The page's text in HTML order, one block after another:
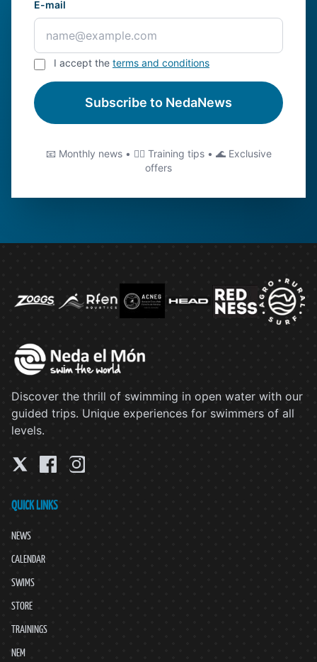
E-mail
I accept the terms and conditions
Subscribe to NedaNews
📧 Monthly news • 🏊‍♂️ Training tips • 🌊 Exclusive
offers
Discover the thrill of swimming in open water with our
guided trips. Unique experiences for swimmers of all
levels.
QUICK LINKS
NEWS
CALENDAR
SWIMS
STORE
TRAININGS
NEM